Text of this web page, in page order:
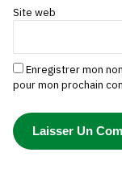
Site web
Enregistrer mon
pour mon prochain